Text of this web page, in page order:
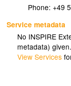
Phone: +49
Service metadata
No INSPIRE
metadata)
View Services